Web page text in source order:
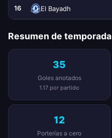
16 El Bayadh
Resumen de temporada
35
Goles anotados
1.17 por partido
12
Porterías a cero